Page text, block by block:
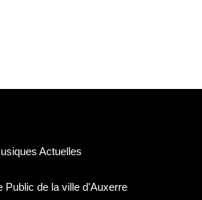
Actuelles
Public de la ville d'Auxerre